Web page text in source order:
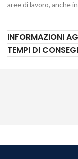
aree di lavoro, anche
INFORMAZIONI
TEMPI DI